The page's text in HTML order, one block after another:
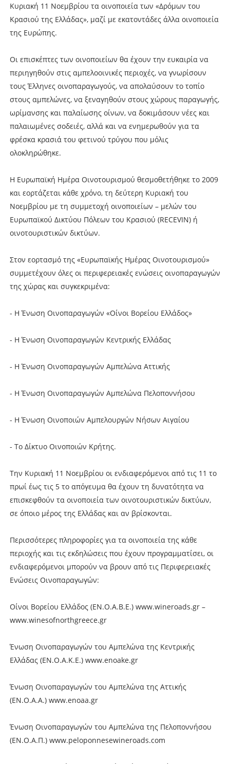
Κυριακή 11 Νοεμβρίου τα οινοποιεία των «Δρόμων του
Κρασιού της Ελλάδας», μαζί με εκατοντάδες άλλα οινοποιεία
της Ευρώπης.
Οι επισκέπτες των οινοποιείων θα έχουν την ευκαιρία να
περιηγηθούν στις αμπελοοινικές περιοχές, να γνωρίσουν
τους Έλληνες οινοπαραγωγούς, να απολαύσουν το τοπίο
στους αμπελώνες, να ξεναγηθούν στους χώρους παραγωγής,
ωρίμανσης και παλαίωσης οίνων, να δοκιμάσουν νέες και
παλαιωμένες σοδειές, αλλά και να ενημερωθούν για τα
φρέσκα κρασιά του φετινού τρύγου που μόλις
ολοκληρώθηκε.
Η Ευρωπαϊκή Ημέρα Οινοτουρισμού θεσμοθετήθηκε το 2009
και εορτάζεται κάθε χρόνο, τη δεύτερη Κυριακή του
Νοεμβρίου με τη συμμετοχή οινοποιείων – μελών του
Ευρωπαϊκού Δικτύου Πόλεων του Κρασιού (RECEVIN) ή
οινοτουριστικών δικτύων.
Στον εορτασμό της «Ευρωπαϊκής Ημέρας Οινοτουρισμού»
συμμετέχουν όλες οι περιφερειακές ενώσεις οινοπαραγωγών
της χώρας και συγκεκριμένα:
- Η Ένωση Οινοπαραγωγών «Οίνοι Βορείου Ελλάδος»
- Η Ένωση Οινοπαραγωγών Κεντρικής Ελλάδας
- Η Ένωση Οινοπαραγωγών Αμπελώνα Αττικής
- Η Ένωση Οινοπαραγωγών Αμπελώνα Πελοποννήσου
- Η Ένωση Οινοποιών Αμπελουργών Νήσων Αιγαίου
- Το Δίκτυο Οινοποιών Κρήτης.
Την Κυριακή 11 Νοεμβρίου οι ενδιαφερόμενοι από τις 11 το
πρωί έως τις 5 το απόγευμα θα έχουν τη δυνατότητα να
επισκεφθούν τα οινοποιεία των οινοτουριστικών δικτύων,
σε όποιο μέρος της Ελλάδας και αν βρίσκονται.
Περισσότερες πληροφορίες για τα οινοποιεία της κάθε
περιοχής και τις εκδηλώσεις που έχουν προγραμματίσει, οι
ενδιαφερόμενοι μπορούν να βρουν από τις Περιφερειακές
Ενώσεις Οινοπαραγωγών:
Οίνοι Βορείου Ελλάδος (EN.O.A.B.E.) www.wineroads.gr –
www.winesofnorthgreece.gr
Ένωση Οινοπαραγωγών του Αμπελώνα της Κεντρικής
Ελλάδας (ΕΝ.Ο.Α.Κ.Ε.) www.enoake.gr
Ένωση Οινοπαραγωγών του Αμπελώνα της Αττικής
(EN.O.A.A.) www.enoaa.gr
Ένωση Οινοπαραγωγών του Αμπελώνα της Πελοποννήσου
(ΕΝ.Ο.Α.Π.) www.peloponnesewineroads.com